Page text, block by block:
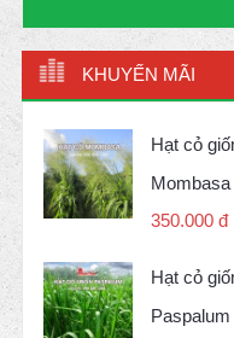
KHUYẾN MÃI
Hạt cỏ
Mombasa
350.000 đ
Hạt cỏ
Paspalum